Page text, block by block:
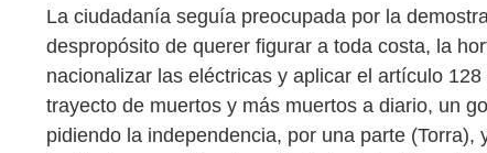
La ciudadanía seguía preocupada por la
despropósito de querer figurar a toda costa, la
nacionalizar las eléctricas y aplicar el artículo
trayecto de muertos y más muertos a diario, un
pidiendo la independencia, por una parte (Torra),